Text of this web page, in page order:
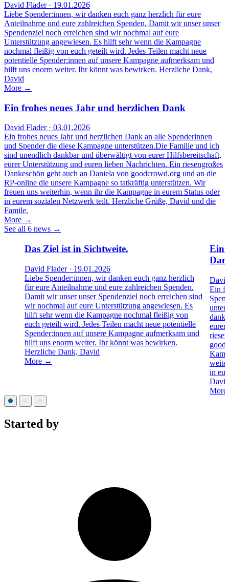
David Flader · 19.01.2026
Liebe Spender:innen, wir danken euch ganz herzlich für eure
Anteilnahme und eure zahlreichen Spenden. Damit wir unser unser
Spendenziel noch erreichen sind wir nochmal auf eure
Unterstützung angewiesen. Es hilft sehr wenn die Kampagne
nochmal fleißig von euch geteilt wird. Jedes Teilen macht neue
potentielle Spender:innen auf unsere Kampagne aufmerksam und
hilft uns enorm weiter. Ihr könnt was bewirken. Herzliche Dank,
David
More →
Ein frohes neues Jahr und herzlichen Dank
David Flader · 03.01.2026
Ein frohes neues Jahr und herzlichen Dank an alle Spenderinnen
und Spender die diese Kampagne unterstützen.Die Familie und ich
sind unendlich dankbar und überwältigt von eurer Hilfsbereitschaft,
eurer Unterstützung und euren lieben Nachrichten. Ein riesengroßes
Dankeschön geht auch an Daniela von goodcrowd.org und an die
RP-online die unsere Kampagne so tatkräftig unterstützen. Wir
freuen uns weiterhin, wenn ihr die Kampagne in eurem Status oder
in eurem sozialen Netzwerk teilt. Herzliche Grüße, David und die
Famile.
More →
See all 6 news →
Das Ziel ist in Sichtweite.
David Flader · 19.01.2026
Liebe Spender:innen, wir danken euch ganz herzlich
für eure Anteilnahme und eure zahlreichen Spenden.
Damit wir unser unser Spendenziel noch erreichen sind
wir nochmal auf eure Unterstützung angewiesen. Es
hilft sehr wenn die Kampagne nochmal fleißig von
euch geteilt wird. Jedes Teilen macht neue potentielle
Spender:innen auf unsere Kampagne aufmerksam und
hilft uns enorm weiter. Ihr könnt was bewirken.
Herzliche Dank, David
More →
Ein
Ein
eurer
in
Started by